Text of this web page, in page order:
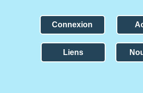
Connexion
Liens